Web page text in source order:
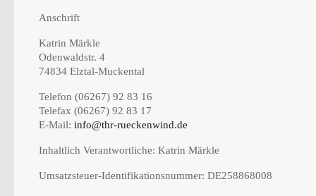
Anschrift
Katrin Märkle
Odenwaldstr. 4
74834 Elztal-Muckental
Telefon (06267) 92 83 16
Telefax (06267) 92 83 17
E-Mail: info@thr-rueckenwind.de
Inhaltlich Verantwortliche: Katrin Märkle
Umsatzsteuer-Identifikationsnummer: DE258868008